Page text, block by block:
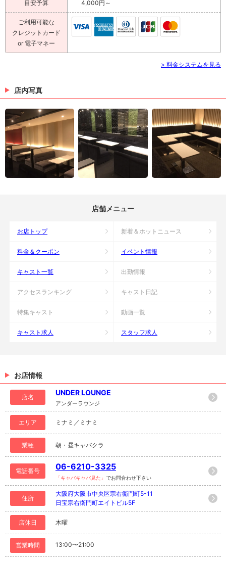
目安予算 4,000円～
ご利用可能な
クレジットカード
or 電子マネー
> 料金システムを見る
店内写真
店舗メニュー
お店トップ 新着＆ホットニュース
料金＆クーポン イベント情報
キャスト一覧 出勤情報
アクセスランキング キャスト日記
特集キャスト 動画一覧
キャスト求人 スタッフ求人
お店情報
店名
UNDER LOUNGE
アンダーラウンジ
エリア ミナミ／ミナミ
業種 朝・昼キャバクラ
電話番号 06-6210-3325
「キャバキャバ見た」 でお問合わせ下さい
住所
大阪府大阪市中央区宗右衛門町5-11
日宝宗右衛門町エイトビル5F
店休日 木曜
営業時間 13:00〜21:00